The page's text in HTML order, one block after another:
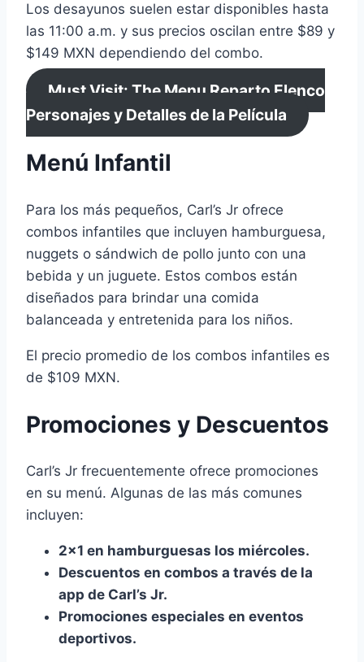
Los desayunos suelen estar disponibles hasta
las 11:00 a.m. y sus precios oscilan entre $89 y
$149 MXN dependiendo del combo.
Must Visit: The Menu Reparto Elenco
Personajes y Detalles de la Película
Menú Infantil
Para los más pequeños, Carl’s Jr ofrece
combos infantiles que incluyen hamburguesa,
nuggets o sándwich de pollo junto con una
bebida y un juguete. Estos combos están
diseñados para brindar una comida
balanceada y entretenida para los niños.
El precio promedio de los combos infantiles es
de $109 MXN.
Promociones y Descuentos
Carl’s Jr frecuentemente ofrece promociones
en su menú. Algunas de las más comunes
incluyen:
2×1 en hamburguesas los miércoles.
Descuentos en combos a través de la
app de Carl’s Jr.
Promociones especiales en eventos
deportivos.